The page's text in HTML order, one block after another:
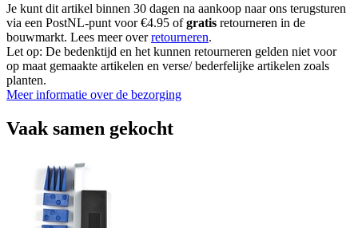
Je kunt dit artikel binnen 30 dagen na aankoop naar ons terugsturen
via een PostNL-punt voor €4.95 ofgratis retourneren in de
bouwmarkt. Lees meer overretourneren.
Let op: De bedenktijd en het kunnen retourneren gelden niet voor
op maat gemaakte artikelen en verse/ bederfelijke artikelen zoals
planten.
Meer informatie over de bezorging
Vaak samen gekocht